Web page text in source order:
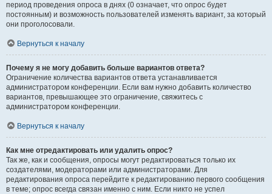
период проведения опроса в днях (0 означает, что опрос будет
постоянным) и возможность пользователей изменять вариант, за который
они проголосовали.
Вернуться к началу
Почему я не могу добавить больше вариантов ответа?
Ограничение количества вариантов ответа устанавливается
администратором конференции. Если вам нужно добавить количество
вариантов, превышающее это ограничение, свяжитесь с
администратором конференции.
Вернуться к началу
Как мне отредактировать или удалить опрос?
Так же, как и сообщения, опросы могут редактироваться только их
создателями, модераторами или администраторами. Для
редактирования опроса перейдите к редактированию первого сообщения
в теме; опрос всегда связан именно с ним. Если никто не успел